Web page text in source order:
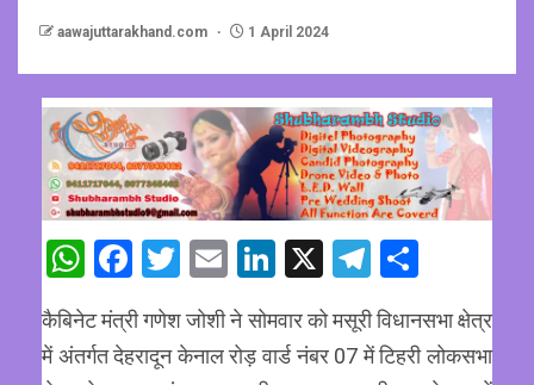
aawajuttarakhand.com 1 April 2024
WhatsApp
Facebook
Twitter
EmailLinkedIn
X Telegram
कैबिनेट मंत्री गणेश जोशी ने सोमवार को मसूरी विधानसभा क्षेत्र
में अंतर्गत देहरादून केनाल रोड़ वार्ड नंबर 07 में टिहरी लोकसभा